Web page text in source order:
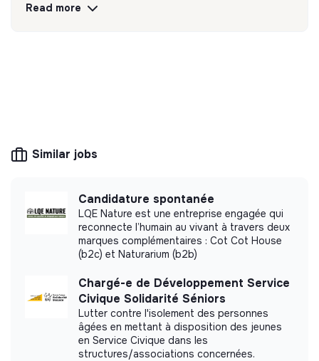
Website
Company
< 15 persons
Energy
Impact study
Eclipse did not yet communicate its impact
measurement.
Read more
Similar jobs
Candidature spontanée
LQE Nature est une entreprise engagée qui
reconnecte l’humain au vivant à travers deux
marques complémentaires : Cot Cot House
(b2c) et Naturarium (b2b)
Chargé-e de Développement Service
Civique Solidarité Séniors
Lutter contre l'isolement des personnes
âgées en mettant à disposition des jeunes
en Service Civique dans les
structures/associations concernées.